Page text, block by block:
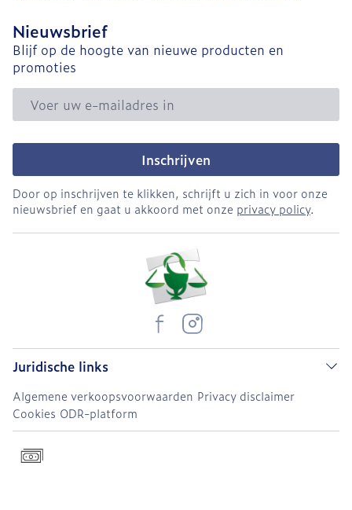
Nieuwsbrief
Blijf op de hoogte van nieuwe producten en
promoties
E-mail adres
Inschrijven
Door op inschrijven te klikken, schrijft u zich in voor onze
nieuwsbrief en gaat u akkoord met onze privacy policy.
Juridische links
Algemene verkoopsvoorwaarden Privacy disclaimer
Cookies ODR-platform